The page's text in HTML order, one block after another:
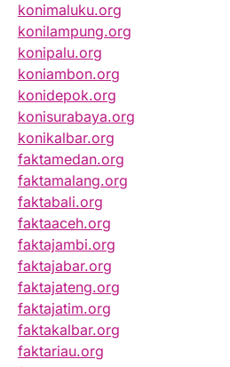
konimaluku.org
konilampung.org
konipalu.org
koniambon.org
konidepok.org
konisurabaya.org
konikalbar.org
faktamedan.org
faktamalang.org
faktabali.org
faktaaceh.org
faktajambi.org
faktajabar.org
faktajateng.org
faktajatim.org
faktakalbar.org
faktariau.org